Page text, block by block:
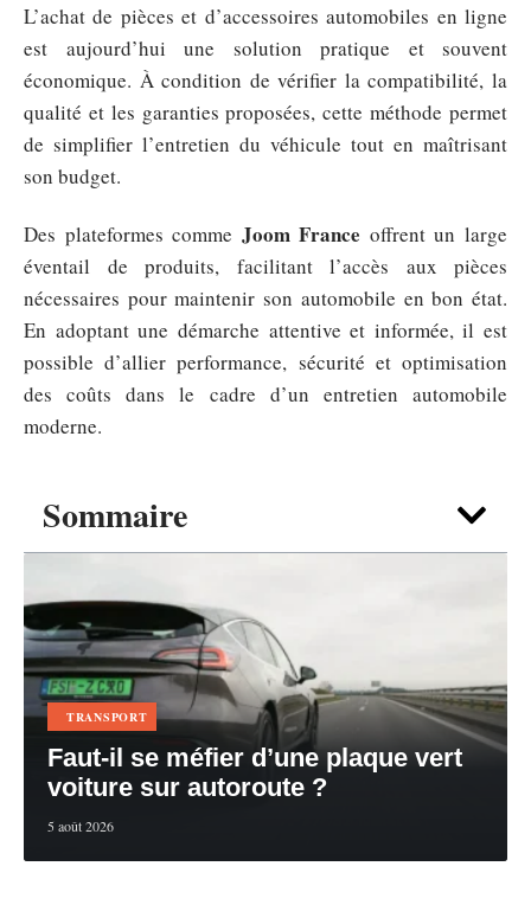
Sommaire
TRANSPORT
Faut-il se méfier d’une plaque vert
voiture sur autoroute ?
5 août 2026
L’achat de pièces et d’accessoires automobiles en ligne
est aujourd’hui une solution pratique et souvent
économique. À condition de vérifier la compatibilité, la
qualité et les garanties proposées, cette méthode permet
de simplifier l’entretien du véhicule tout en maîtrisant
son budget.
Des plateformes comme Joom France offrent un large
éventail de produits, facilitant l’accès aux pièces
nécessaires pour maintenir son automobile en bon état.
En adoptant une démarche attentive et informée, il est
possible d’allier performance, sécurité et optimisation
des coûts dans le cadre d’un entretien automobile
moderne.